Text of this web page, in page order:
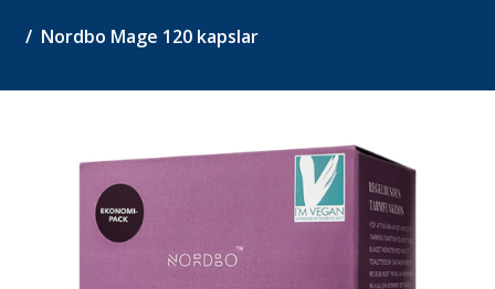
Nordbo Mage 120 kapslar